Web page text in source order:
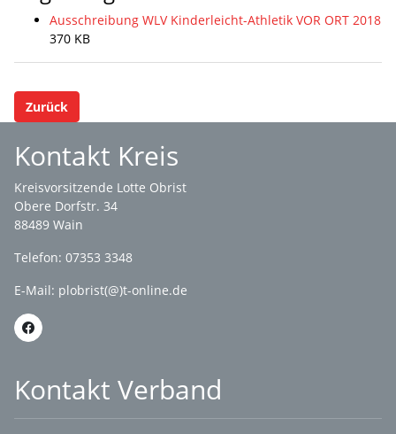
Ausschreibung WLV Kinderleicht-Athletik VOR ORT 2018
370 KB
Zurück
Kontakt Kreis
Kreisvorsitzende Lotte Obrist
Obere Dorfstr. 34
88489 Wain
Telefon: 07353 3348
E-Mail: plobrist(@)t-online.de
Kontakt Verband